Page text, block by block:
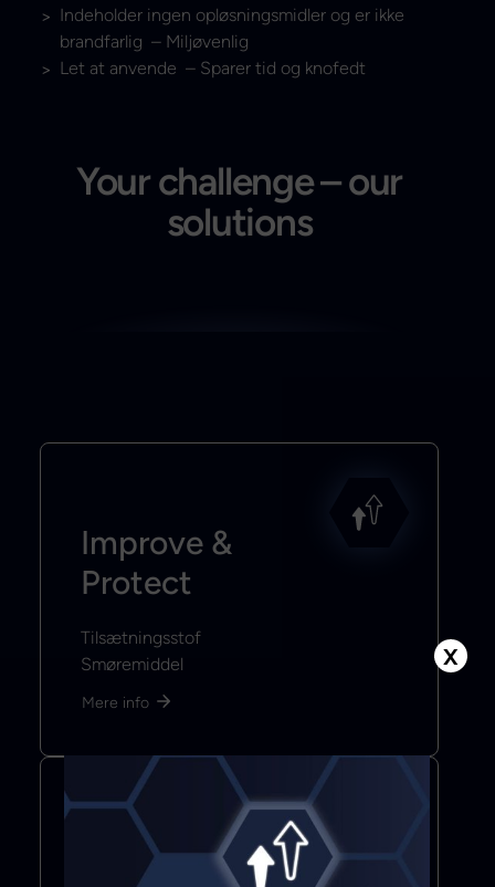
Indeholder ingen opløsningsmidler og er ikke
brandfarlig – Miljøvenlig
Let at anvende – Sparer tid og knofedt
Your challenge – our
solutions
Improve &
Protect
Tilsætningsstof
Smøremiddel
Mere info
Bond & Seal
X